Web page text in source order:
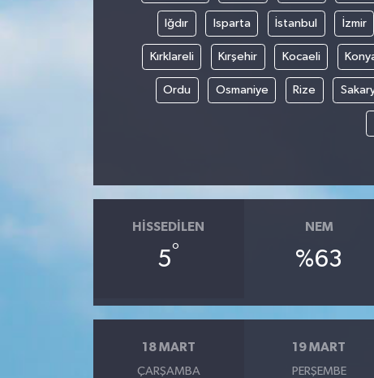
Iğdır Isparta İstanbul İzmir
Kırklareli Kırşehir Kocaeli
Ordu Osmaniye Rize
HISSEDILEN
5°
NEM
%63
18 MART
ÇARŞAMBA
19 MART
PERŞEMBE